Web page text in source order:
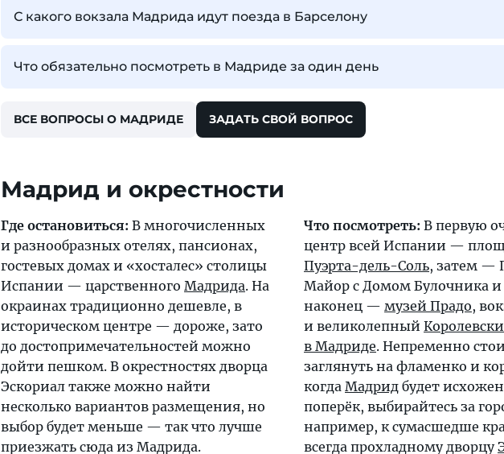
С какого вокзала Мадрида идут поезда в Барселону
Что обязательно посмотреть в Мадриде за один день
ВСЕ ВОПРОСЫ О МАДРИДЕ ЗАДАТЬ СВОЙ ВОПРОС
Мадрид и окрестности
Где остановиться: В многочисленных
и разнообразных отелях, пансионах,
гостевых домах и «хосталес» столицы
Испании — царственного Мадрида. На
окраинах традиционно дешевле, в
историческом центре — дороже, зато
до достопримечательностей можно
дойти пешком. В окрестностях дворца
Эскориал также можно найти
несколько вариантов размещения, но
выбор будет меньше — так что лучше
приезжать сюда из Мадрида.
Что посмотреть: В первую
центр всей Испании —
Пуэрта-дель-Соль, затем —
Майор с Домом Булочника
наконец — музей Прадо,
и великолепный
в Мадриде. Непременно
заглянуть на фламенко и
когда Мадрид будет
поперёк, выбирайтесь за
например, к сумасшедше
всегда прохладному дворцу